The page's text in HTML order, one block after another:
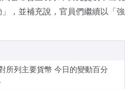
，並補充說，官員們繼續以「強
所列主要貨幣 今日的變動百分